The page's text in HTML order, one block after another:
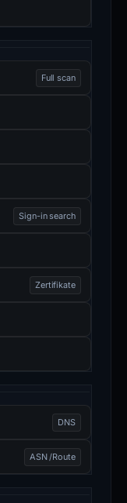
Full scan
Sign-in search
Zertifikate
DNS
ASN /Route